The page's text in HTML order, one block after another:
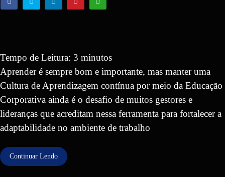
Tempo de Leitura: 3 minutos
Aprender é sempre bom e importante, mas manter uma
Cultura de Aprendizagem contínua por meio da Educação
Corporativa ainda é o desafio de muitos gestores e
lideranças que acreditam nessa ferramenta para fortalecer a
adaptabilidade no ambiente de trabalho
Continuar Lendo